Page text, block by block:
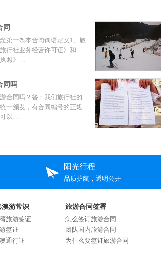
同
第一条本合同词语定义1、旅
行社业务经营许可证》和
照》…
同吗
合同吗？答：我们旅行社的
一颁发，有合同编号的正规
以…
阳光行程
品质护航，透明公开
澳游常识
旅游签证
签证
通行证
旅游合同签署
怎么签订旅游合同
团队国内旅游合同
为什么要签订旅游合同